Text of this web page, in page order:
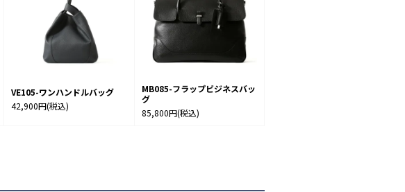
VE105-ワンハンドルバッグ
42,900円(税込)
MB085-フラップビジネスバッ
グ
85,800円(税込)